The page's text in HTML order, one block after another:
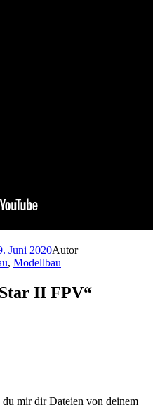
Juni 2020Autor
, Modellbau
II FPV“
mir dir Dateien von deinem